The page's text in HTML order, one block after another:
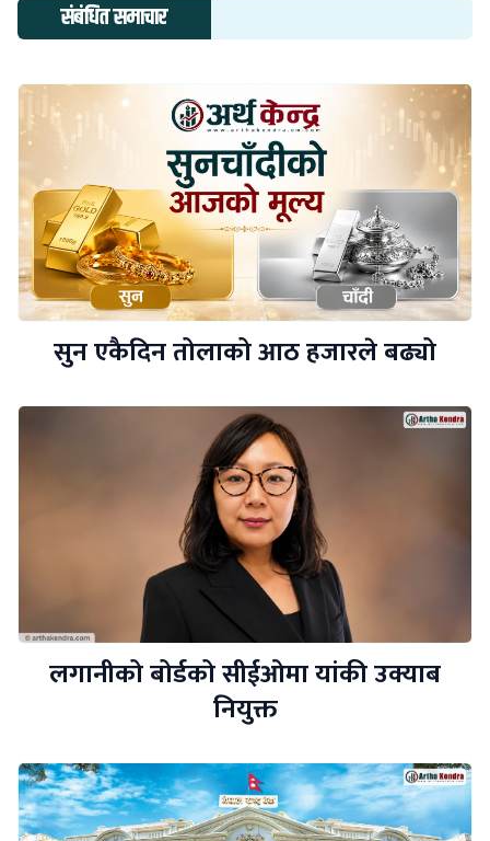
संबंधित समाचार
सुन एकैदिन तोलाको आठ हजारले बढ्यो
लगानीको बोर्डको सीईओमा यांकी उक्याब
नियुक्त